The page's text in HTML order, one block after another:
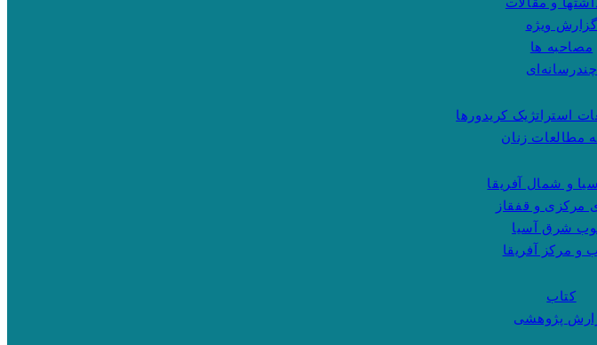
گزارش ویژه
مصاحبه ها
چندرسانه‌ای
استراتژیک کریدورها
مطالعات زنان
و شمال آفریقا
مرکزی و قفقاز
شرق آسیا
و مرکز آفریقا
کتاب
پژوهشی